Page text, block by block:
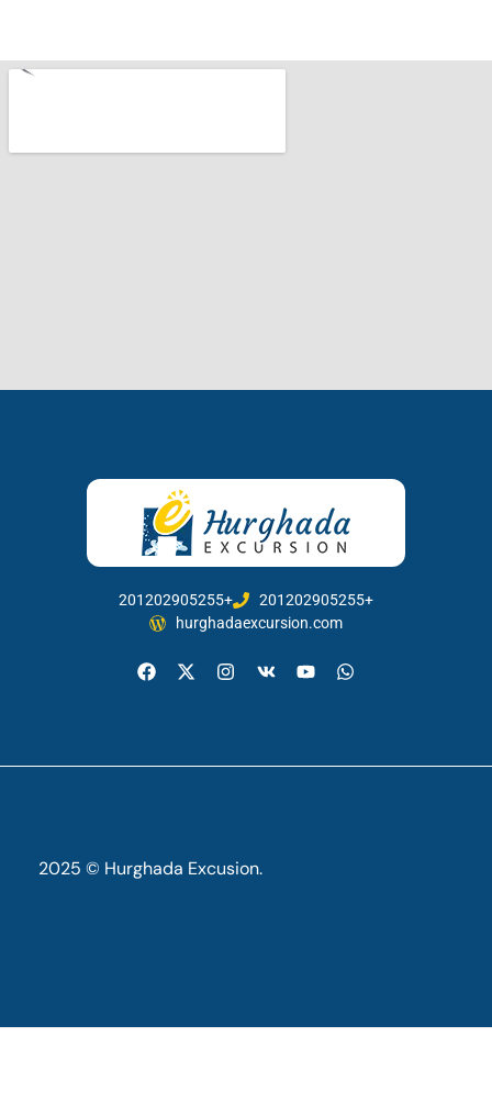
201202905255+
201202905255+
hurghadaexcursion.com
2025 © Hurghada Excusion.